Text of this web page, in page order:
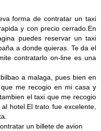
forma de contratar un taxi
y con precio cerrado.En
puedes reservar un taxi
a donde quieras. Te da el
contratarlo on-line es una
a malaga, pues bien en
me recogio en mi casa y
el taxi que me recogio
hotel.El trato fue excelente,
un billete de avion